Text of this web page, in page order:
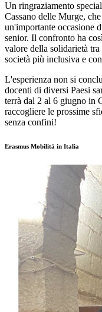
Un ringraziamento
Cassano delle Murge,
un'importante occasione
senior. Il confronto ha
valore della solidarietà
società più inclusiva e
L'esperienza non si
docenti di diversi Paesi
terrà dal 2 al 6 giugno in
raccogliere le prossime
senza confini!
Erasmus Mobilità in Italia